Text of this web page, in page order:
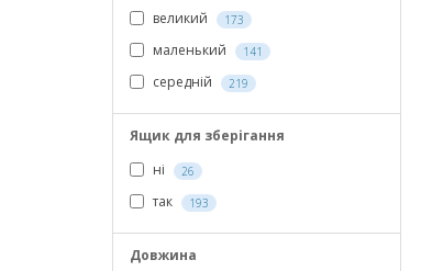
великий
173
маленький 141
середній 219
Ящик для зберігання
ні
26
так 193
Довжина